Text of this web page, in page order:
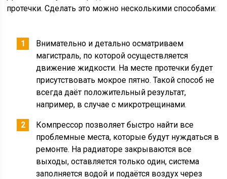
протечки. Сделать это можно несколькими способами:
Внимательно и детально осматриваем
магистраль, по которой осуществляется
движение жидкости. На месте протечки будет
присутствовать мокрое пятно. Такой способ не
всегда даёт положительный результат,
например, в случае с микротрещинами.
Компрессор позволяет быстро найти все
проблемные места, которые будут нуждаться в
ремонте. На радиаторе закрываются все
выходы, оставляется только один, система
заполняется водой и подаётся воздух через